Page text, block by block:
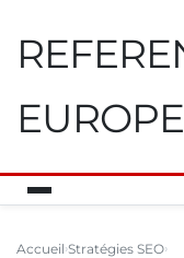
Accueil Stratégies SEO